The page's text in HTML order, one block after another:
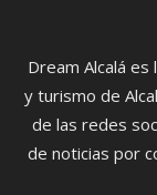
Dream Alcalá
y turismo de
de las redes
de noticias por